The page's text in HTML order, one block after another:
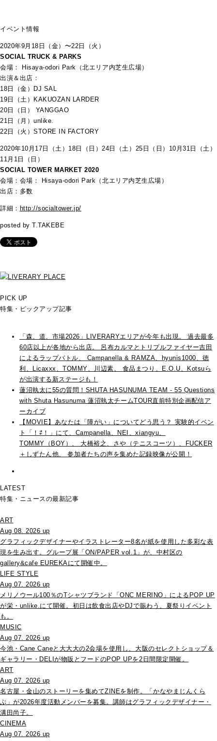
イベント情報
2020年9月18日（金）〜22日（火）
SOCIAL TRUCK & PARKS
会場： Hisaya-odori Park（北エリア内芝生広場）
出演＆出店：
18日（金）DJ SAL
19日（土）KAKUOZAN LARDER
20日（日） YANGGAO
21日（月）unlike.
22日（火）STORE IN FACTORY
2020年10月17日（土）18日（日）24日（土）25日（日）10月31日（土）
11月1日（日）
SOCIAL TOWER MARKET 2020
会場：会場： Hisaya-odori Park（北エリア内芝生広場）
出店：多数
詳細： http://socialtower.jp/
posted by T.TAKEBE
PICK UP
特集・ピックアップ記事
「森、道、市場2026」LIVERARYエリアが今年も出現。 過去最多
60店以上が各地から出店。 呂布カルマとトリプルファイヤー吉田
によるラップバトル、 Campanella & RAMZA、hyunis1000、徳
利、Licaxxx、TOMMY、川辺素、 食品まつり、E.O.U、Kotsuら
が出演する新ステージも！
蓮沼執太に55の質問！SHUTA HASUNUMA TEAM - 55 Questions
with Shuta Hasunuma 蓮沼執太チームTOUR直前特別企画配信ア
ーカイブ
【MOVIE】あなたは「障がい」についてどう思う？ 実験的イベン
ト「！⇄！」にて、Campanella、NEI、xiangyu、
TOMMY（BOY）、 大橋裕之、さや（テニスコーツ）、FUCKER
＋しずたん他、 参加者たちの声を集めた記録映像が公開！
LATEST
特集・ニュースの最新記事
ART
Aug 08. 2026 up
グラフィックデザイナーやイラストレーター8名が紙を使用した多彩な表
現を生み出す。グループ展「ON/PAPER vol.1」が、中村区の
gallery&cafe EUREKAにて開催中。
LIFE STYLE
Aug 07. 2026 up
メリノウール100％のTシャツブランド「ONC MERINO」によるPOP UP
が栄・unlike.にて開催。初日は飲食出店やDJで賑わう、夏祭りイベント
も。
MUSIC
Aug 07. 2026 up
今池・Cane Caneと大大大の2会場を使用し、大阪のセレクトショップ＆
ギャラリー・DELIが物販とフードのPOP UPを2日間限定開催。
ART
Aug 07. 2026 up
名古屋・金山のストーリーを集めてZINEを制作。「かなやまじんくら
ぶ」が2026年度活動メンバーを募集。講師はグラフィックデザイナー・
溝田尚子。
CINEMA
Aug 07. 2026 up